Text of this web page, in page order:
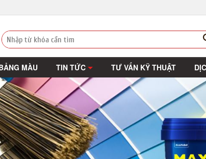
MÀU TIN TỨC TƯ VẤN KỸ THUẬT